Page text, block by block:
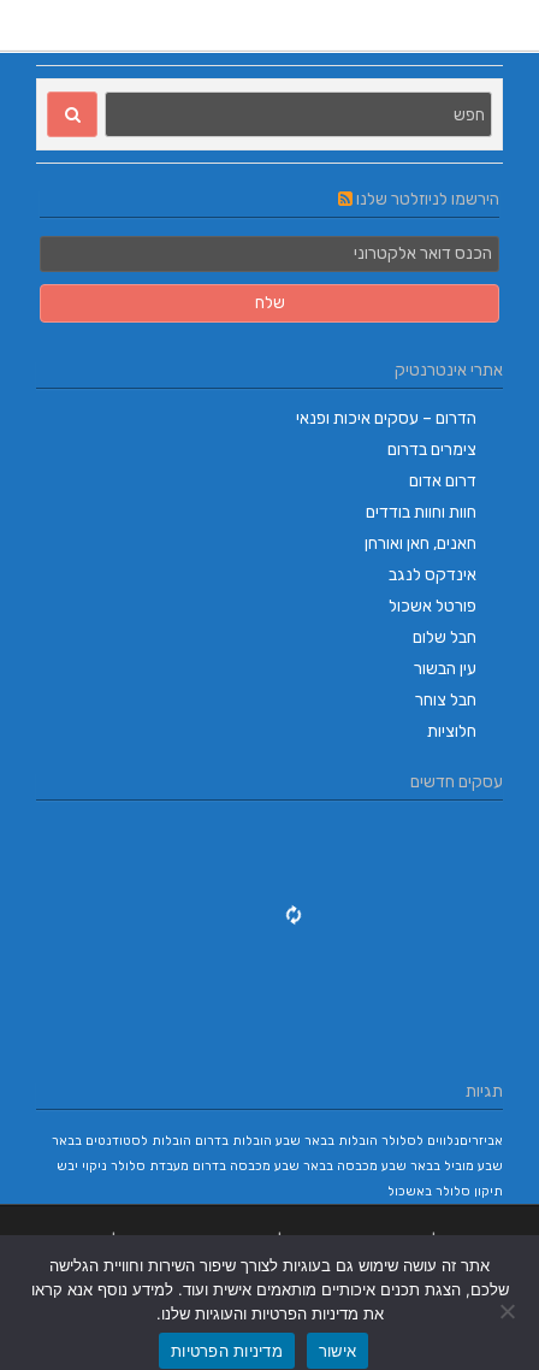
הירשמו לניוזלטר שלנו
אתרי אינטרנטיק
הדרום – עסקים איכות ופנאי
צימרים בדרום
דרום אדום
חוות וחוות בודדים
חאנים, חאן ואורחן
אינדקס לנגב
פורטל אשכול
חבל שלום
עין הבשור
חבל צוחר
חלוציות
עסקים חדשים
תגיות
אביזריםנלווים לסלולר הובלות בבאר שבע הובלות בדרום הובלות לסטודנטים בבאר
שבע מוביל בבאר שבע מכבסה בבאר שבע מכבסה בדרום מעבדת סלולר ניקוי יבש
תיקון סלולר באשכול
בבאר שבע |
אתר זה עושה שימוש גם בעוגיות לצורך שיפור השירות וחוויית הגלישה
שלכם, הצגת תכנים איכותיים מותאמים אישית ועוד. למידע נוסף אנא קראו
את מדיניות הפרטיות והעוגיות שלנו.
אישור
מדיניות הפרטיות